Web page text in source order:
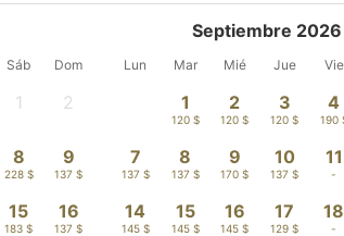
Sáb Dom
1 2
8
228 $
9
137 $
15
183 $
16
137 $
Septiembre 2026
Lun Mar Mié Jue Vie
1
120 $
2
120 $
3
120 $
4
190
7
137 $
8
137 $
9
170 $
10
137 $
11
-
14
145 $
15
145 $
16
145 $
17
129 $
18
-